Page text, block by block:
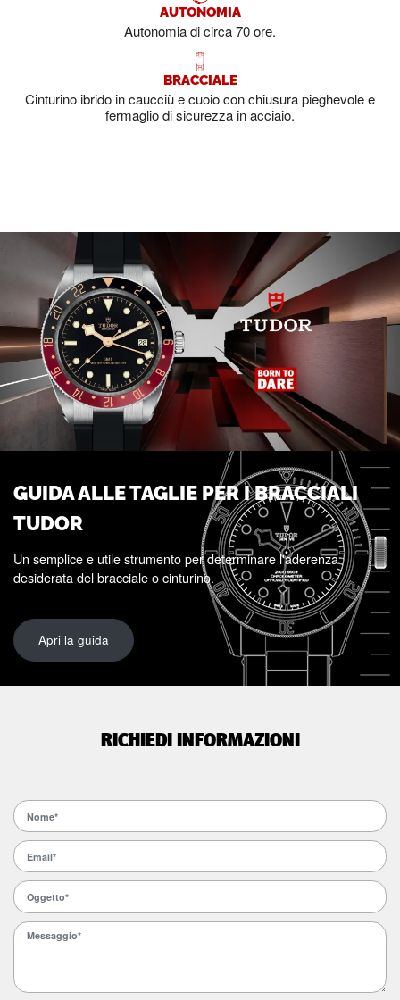
AUTONOMIA
Autonomia di circa 70 ore.
BRACCIALE
Cinturino ibrido in caucciù e cuoio con chiusura pieghevole e
fermaglio di sicurezza in acciaio.
GUIDA ALLE TAGLIE PER I BRACCIALI
TUDOR
Un semplice e utile strumento per determinare l'aderenza
desiderata del bracciale o cinturino.
Apri la guida
RICHIEDI INFORMAZIONI